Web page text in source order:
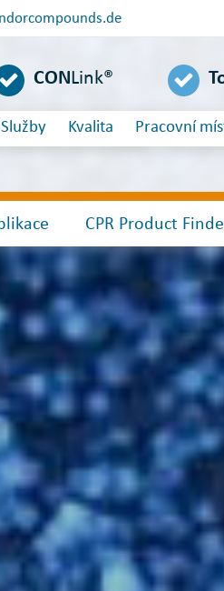
CONLink®
Služby Kvalita Pracovní
CPR Product